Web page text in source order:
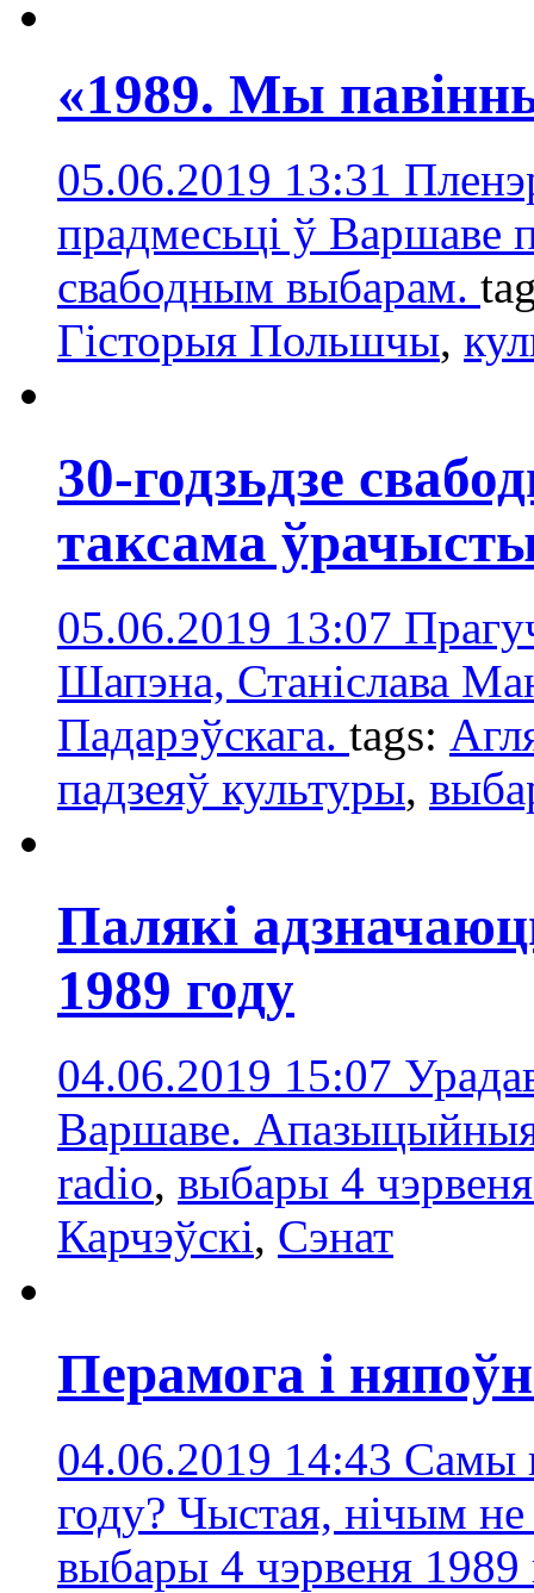
«1989. Мы
05.06.2019 13:31
прадмесьці ў Варшаве
свабодным выбарам.
Гісторыя Польшчы,
30-годзьдзе
таксама
05.06.2019 13:07
Шапэна, Станіслава
Падарэўскага. tags:
падзеяў культуры,
Палякі
1989 году
04.06.2019 15:07
Варшаве.
radio, выбары 4
Карчэўскі, Сэнат
Перамога і
04.06.2019 14:43 Самы
году? Чыстая, нічым
выбары 4 чэрвеня 1989